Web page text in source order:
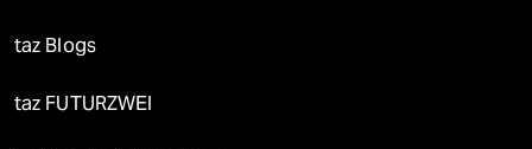
taz Blogs
taz FUTURZWEI